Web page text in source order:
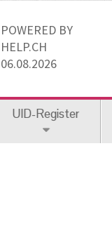
POWERED BY
HELP.CH
06.08.2026
UID-Register